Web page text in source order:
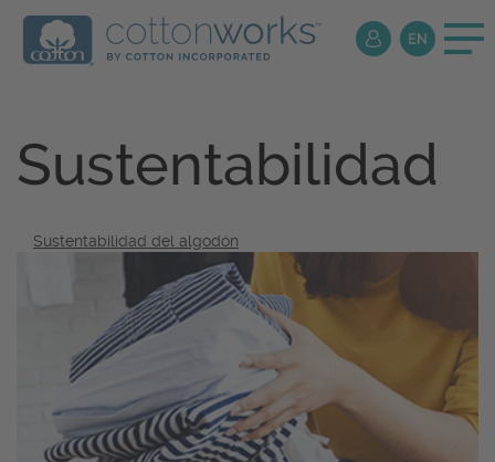
Sustentabilidad
Sustentabilidad del algodón